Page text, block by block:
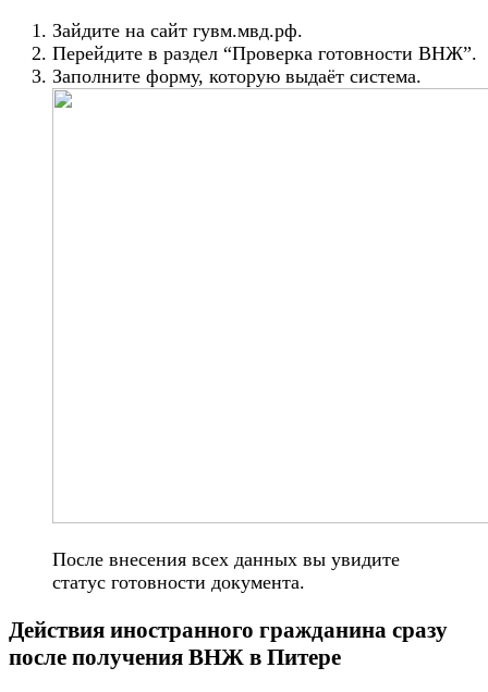
Зайдите на сайт гувм.мвд.рф.
Перейдите в раздел “Проверка готовности ВНЖ”.
Заполните форму, которую выдаёт система.
После внесения всех данных вы увидите
статус готовности документа.
Действия иностранного гражданина сразу
после получения ВНЖ в Питере